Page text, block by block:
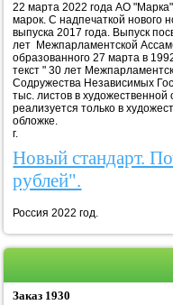
22 марта 2022 года АО
марок. С надпечаткой нового
выпуска 2017 года. Выпуск
лет Межпарламентской
образованного 27 марта в
текст " 30 лет
Содружества Независимых
тыс. листов в
реализуется только в
обложке.
г.
Новый стандарт.
рублей".
Россия 2022 год.
Заказ 1930